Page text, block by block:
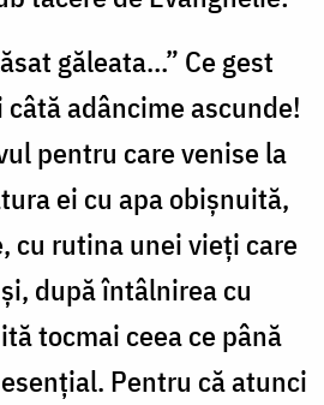
găleata…” Ce gest
adâncime ascunde!
pentru care venise la
ei cu apa obișnuită,
cu rutina unei vieți care
după întâlnirea cu
tocmai ceea ce până
Pentru că atunci